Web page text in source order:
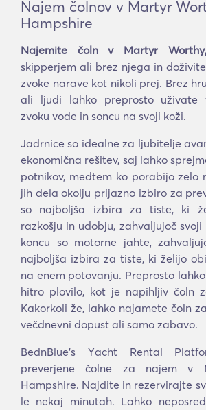
Najem čolnov v Martyr
Hampshire
Najemite čoln v Martyr
skipperjem ali brez njega in
zvoke narave kot nikoli prej. Brez
ali ljudi lahko preprosto uživate
zvoku vode in soncu na svoji koži.
Jadrnice so idealne za ljubitelje
ekonomična rešitev, saj lahko
potnikov, medtem ko porabijo zelo
jih dela okolju prijazno izbiro za
so najboljša izbira za tiste, ki
razkošju in udobju, zahvaljujoč
koncu so motorne jahte,
najboljša izbira za tiste, ki želijo
na enem potovanju. Preprosto
hitro plovilo, kot je napihljiv čoln
Kakorkoli že, lahko najamete čoln
večdnevni dopust ali samo zabavo.
BednBlue's Υacht Rental
preverjene čolne za najem v
Hampshire. Najdite in rezervirajte
le nekaj minutah. Lahko